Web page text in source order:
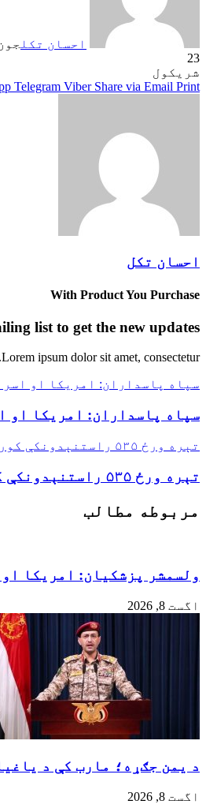
احسان تکل جون 15,
23
شریکول
Telegram Viber Share via Email Print
احسان تکل
With Product You Purchase
list to get the new updates!
Lorem ipsum dolor sit amet, consectetur.
سپاه پاسداران: امریکا او
سپاه پاسداران: امریکا او
تېره ورځ ۵۳۵ راستنېدونکې کورنۍ هېواد ته راستنې او ۸۰۶ نورو ته د استوګنې ځمکې ووېشل شوې
تېره ورځ ۵۳۵ راستنېدونکې کورنۍ هېواد ته راستنې او ۸۰۶ نورو ته د استوګنې ځمکې ووېشل شوې
مربوطه مطالب
ولسمشر پزشکیان: امریکا
اگست 8, 2026
د یمن جګړه؛ مارب کې د
اگست 8, 2026